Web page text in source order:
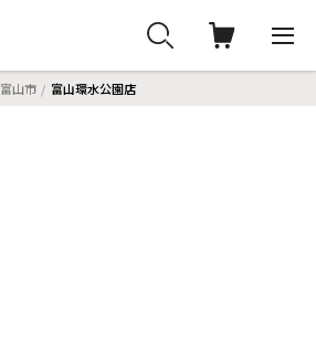
富山市 富山環水公園店